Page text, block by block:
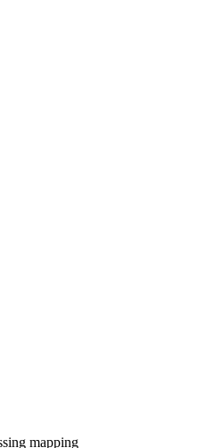
mapping